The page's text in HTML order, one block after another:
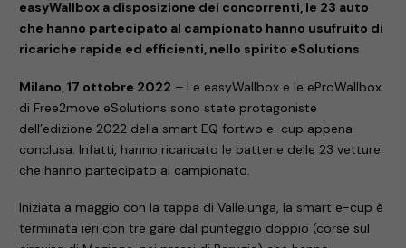
easyWallbox a disposizione dei concorrenti, le 23 auto
che hanno partecipato al campionato hanno usufruito di
ricariche rapide ed efficienti, nello spirito eSolutions
Milano, 17 ottobre 2022 – Le easyWallbox e le eProWallbox
di Free2move eSolutions sono state protagoniste
dell’edizione 2022 della smart EQ fortwo e-cup appena
conclusa. Infatti, hanno ricaricato le batterie delle 23 vetture
che hanno partecipato al campionato.
Iniziata a maggio con la tappa di Vallelunga, la smart e-cup è
terminata ieri con tre gare dal punteggio doppio (corse sul